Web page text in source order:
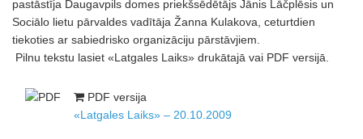
pastāstīja Daugavpils domes priekšsēdētājs Jānis Lāčplēsis un
Sociālo lietu pārvaldes vadītāja Žanna Kulakova, ceturtdien
tiekoties ar sabiedrisko organizāciju pārstāvjiem.
Pilnu tekstu lasiet «Latgales Laiks» drukātajā vai PDF versijā.
PDF versija
«Latgales Laiks» – 20.10.2009